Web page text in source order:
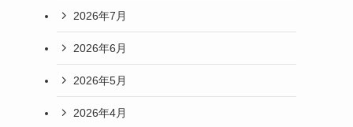
2026年7月
2026年6月
2026年5月
2026年4月